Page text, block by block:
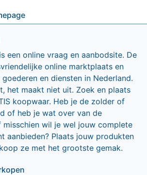
een online vraag en aanbodsite. De
online marktplaats en
en diensten in Nederland.
het maakt niet uit. Zoek en plaats
koopwaar. Heb je de zolder of
of heb je wat over van de
misschien wil je wel jouw complete
aanbieden? Plaats jouw produkten
ze met het grootste gemak.